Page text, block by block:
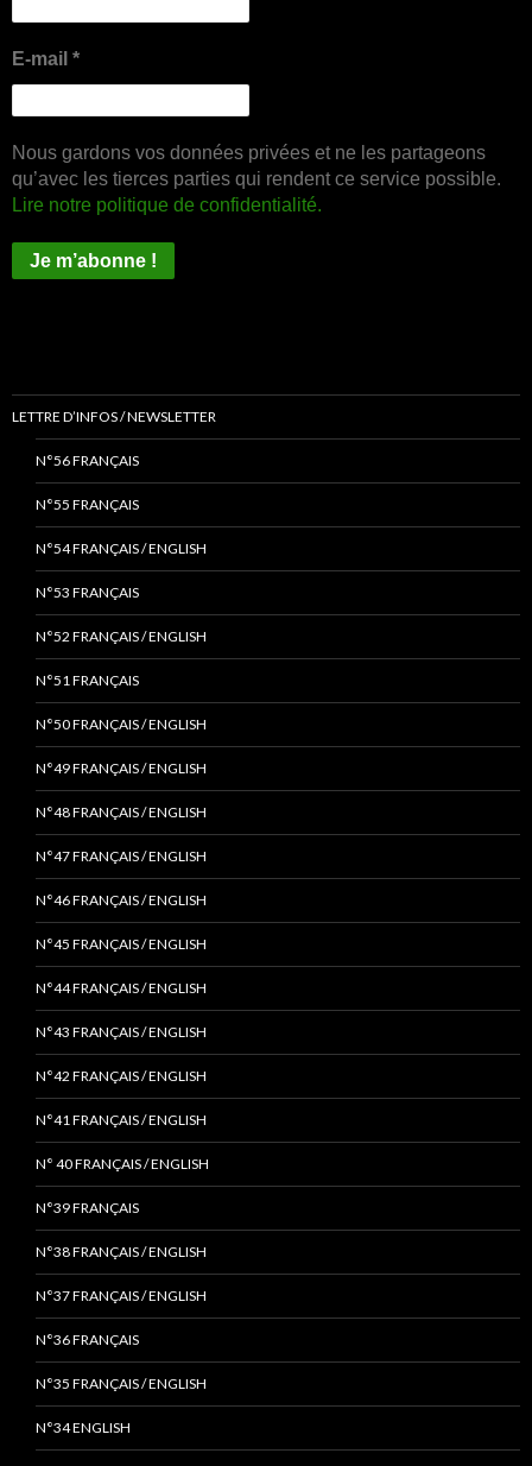
E-mail *
Nous gardons vos données privées et ne les partageons
qu’avec les tierces parties qui rendent ce service possible.
Lire notre politique de confidentialité.
LETTRE D’INFOS / NEWSLETTER
N°56 FRANÇAIS
N°55 FRANÇAIS
N°54 FRANÇAIS / ENGLISH
N°53 FRANÇAIS
N°52 FRANÇAIS / ENGLISH
N°51 FRANÇAIS
N°50 FRANÇAIS / ENGLISH
N°49 FRANÇAIS / ENGLISH
N°48 FRANÇAIS / ENGLISH
N°47 FRANÇAIS / ENGLISH
N°46 FRANÇAIS / ENGLISH
N°45 FRANÇAIS / ENGLISH
N°44 FRANÇAIS / ENGLISH
N°43 FRANÇAIS / ENGLISH
N°42 FRANÇAIS / ENGLISH
N°41 FRANÇAIS / ENGLISH
N° 40 FRANÇAIS / ENGLISH
N°39 FRANÇAIS
N°38 FRANÇAIS / ENGLISH
N°37 FRANÇAIS / ENGLISH
N°36 FRANÇAIS
N°35 FRANÇAIS / ENGLISH
N°34 ENGLISH